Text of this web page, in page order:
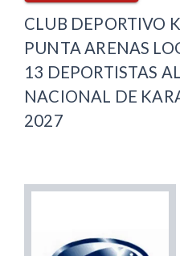
CLUB DEPORTIVO
PUNTA ARENAS
13 DEPORTISTAS
NACIONAL DE
2027